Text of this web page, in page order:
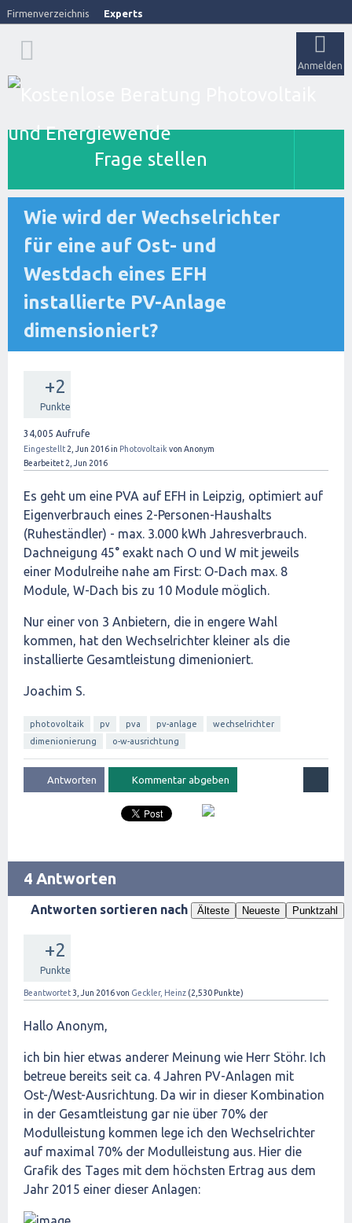
Firmenverzeichnis Experts
Anmelden
Frage stellen
Wie wird der Wechselrichter
für eine auf Ost- und
Westdach eines EFH
installierte PV-Anlage
dimensioniert?
+2
Punkte
34,005 Aufrufe
Eingestellt 2, Jun 2016in Photovoltaik von Anonym
Bearbeitet 2, Jun 2016
Es geht um eine PVA auf EFH in Leipzig, optimiert auf
Eigenverbrauch eines 2-Personen-Haushalts
(Ruheständler) - max. 3.000 kWh Jahresverbrauch.
Dachneigung 45° exakt nach O und W mit jeweils
einer Modulreihe nahe am First: O-Dach max. 8
Module, W-Dach bis zu 10 Module möglich.
Nur einer von 3 Anbietern, die in engere Wahl
kommen, hat den Wechselrichter kleiner als die
installierte Gesamtleistung dimenioniert.
Joachim S.
photovoltaik pv pva pv-anlage
wechselrichter
dimenionierung
o-w-ausrichtung
4 Antworten
Antworten sortieren nach Älteste Neueste Punktzahl
+2
Punkte
Beantwortet 3, Jun 2016von Geckler, Heinz (2,530 Punkte)
Hallo Anonym,
ich bin hier etwas anderer Meinung wie Herr Stöhr. Ich
betreue bereits seit ca. 4 Jahren PV-Anlagen mit
Ost-/West-Ausrichtung. Da wir in dieser Kombination
in der Gesamtleistung gar nie über 70% der
Modulleistung kommen lege ich den Wechselrichter
auf maximal 70% der Modulleistung aus. Hier die
Grafik des Tages mit dem höchsten Ertrag aus dem
Jahr 2015 einer dieser Anlagen: